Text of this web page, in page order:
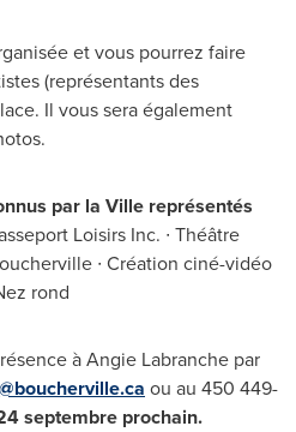
et vous pourrez faire
(représentants des
Il vous sera également
par la Ville représentés
Loisirs Inc. ∙ Théâtre
∙ Création ciné-vidéo
rond
àAngie Labranche par
ou au 450 449-
septembre prochain.